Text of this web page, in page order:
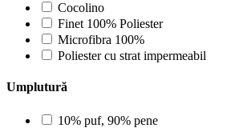
Cocolino
Finet 100% Poliester
Microfibra 100%
Poliester cu strat impermeabil
Umplutură
10% puf, 90% pene